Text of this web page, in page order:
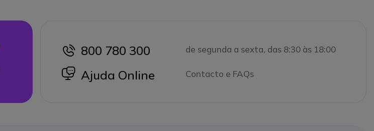
icon
800 780 300 de segunda a sexta, das 8:30 às 18:00
icon
Ajuda Online Contacto e FAQs